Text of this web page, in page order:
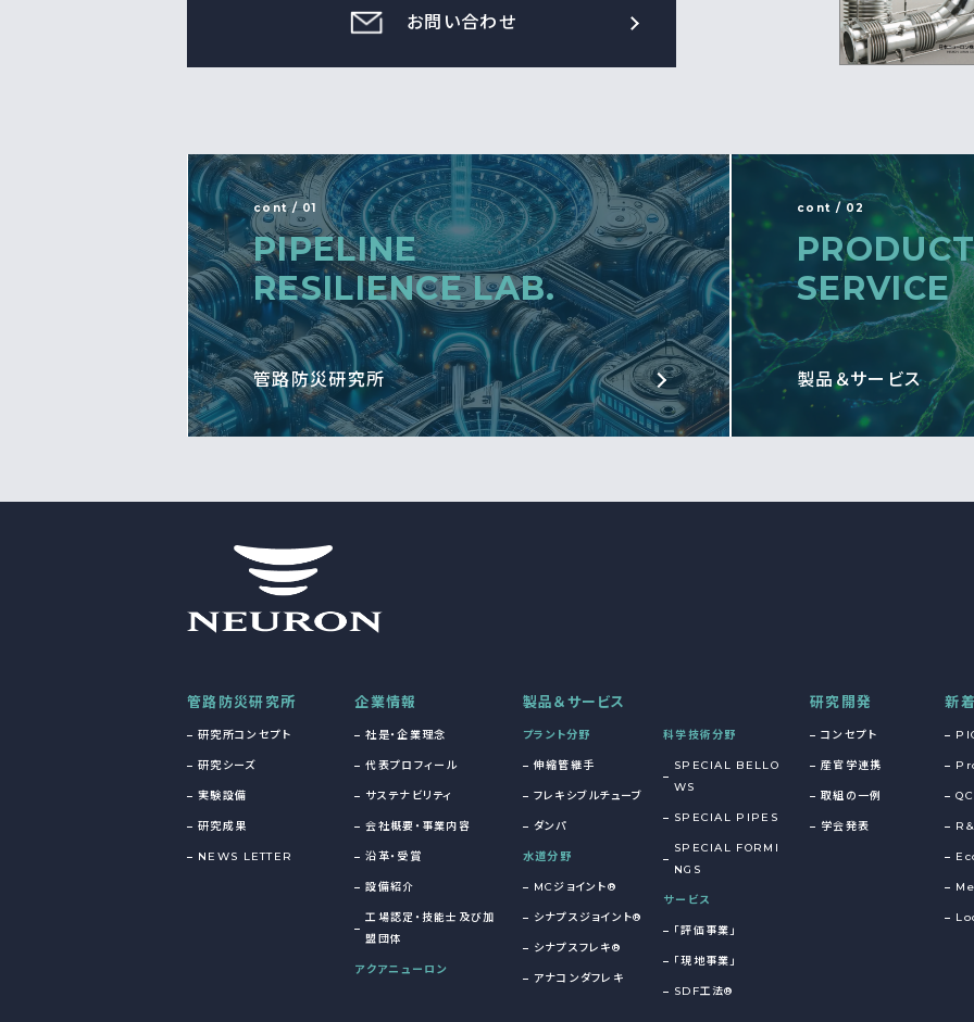
お問い合わせ
cont / 01
PIPELINE
RESILIENCE LAB.
管路防災研究所
cont / 02
SERVICE
製品＆サービス
管路防災研究所
研究所コンセプト
研究シーズ
実験設備
研究成果
NEWS LETTER
企業情報
社是・企業理念
代表プロフィール
サステナビリティ
会社概要・事業内容
沿革・受賞
設備紹介
工場認定・技能士及び加
盟団体
アクアニューロン
製品＆サービス
プラント分野
伸縮管継手
フレキシブルチューブ
ダンパ
水道分野
MCジョイント®
シナプスジョイント®
シナプスフレキ®
アナコンダフレキ
科学技術分野
SPECIAL BELLO
WS
SPECIAL PIPES
SPECIAL FORMI
NGS
サービス
「評価事業」
「現地事業」
SDF工法®
研究開発
コンセプト
産官学連携
取組の一例
学会発表
新
QC